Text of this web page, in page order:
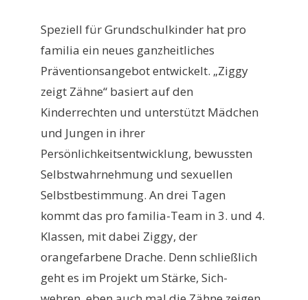
Speziell für Grundschulkinder hat pro
familia ein neues ganzheitliches
Präventionsangebot entwickelt. „Ziggy
zeigt Zähne“ basiert auf den
Kinderrechten und unterstützt Mädchen
und Jungen in ihrer
Persönlichkeitsentwicklung, bewussten
Selbstwahrnehmung und sexuellen
Selbstbestimmung. An drei Tagen
kommt das pro familia-Team in 3. und 4.
Klassen, mit dabei Ziggy, der
orangefarbene Drache. Denn schließlich
geht es im Projekt um Stärke, Sich-